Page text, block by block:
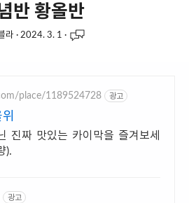
반 황올반
라 · 2024. 3. 1 ·
place/1189524728 광고
진짜 맛있는 카이막을 즐겨보세
).
광고